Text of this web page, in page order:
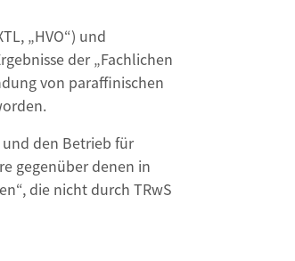
„HVO“) und
der „Fachlichen
von paraffinischen
den Betrieb für
gegenüber denen in
die nicht durch TRwS